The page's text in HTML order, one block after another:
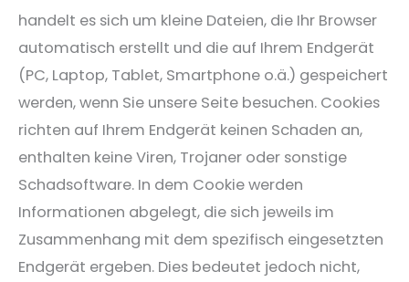
handelt es sich um kleine Dateien, die Ihr Browser
automatisch erstellt und die auf Ihrem Endgerät
(PC, Laptop, Tablet, Smartphone o.ä.) gespeichert
werden, wenn Sie unsere Seite besuchen. Cookies
richten auf Ihrem Endgerät keinen Schaden an,
enthalten keine Viren, Trojaner oder sonstige
Schadsoftware. In dem Cookie werden
Informationen abgelegt, die sich jeweils im
Zusammenhang mit dem spezifisch eingesetzten
Endgerät ergeben. Dies bedeutet jedoch nicht,